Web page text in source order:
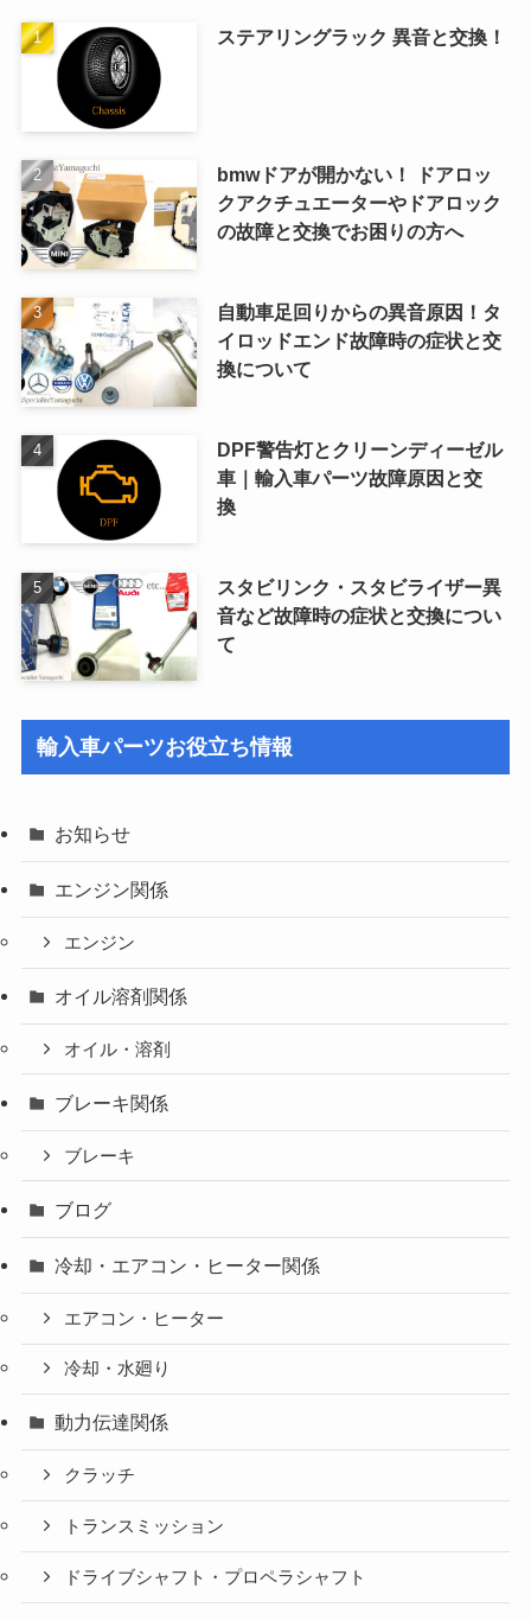
ステアリングラック 異音と交換！
bmwドアが開かない！ ドアロッ
クアクチュエーターやドアロック
の故障と交換でお困りの方へ
自動車足回りからの異音原因！タ
イロッドエンド故障時の症状と交
換について
DPF警告灯とクリーンディーゼル
車｜輸入車パーツ故障原因と交
換
スタビリンク・スタビライザー異
音など故障時の症状と交換につい
て
輸入車パーツお役立ち情報
お知らせ
エンジン関係
エンジン
オイル溶剤関係
オイル・溶剤
ブレーキ関係
ブレーキ
ブログ
冷却・エアコン・ヒーター関係
エアコン・ヒーター
冷却・水廻り
動力伝達関係
クラッチ
トランスミッション
ドライブシャフト・プロペラシャフト